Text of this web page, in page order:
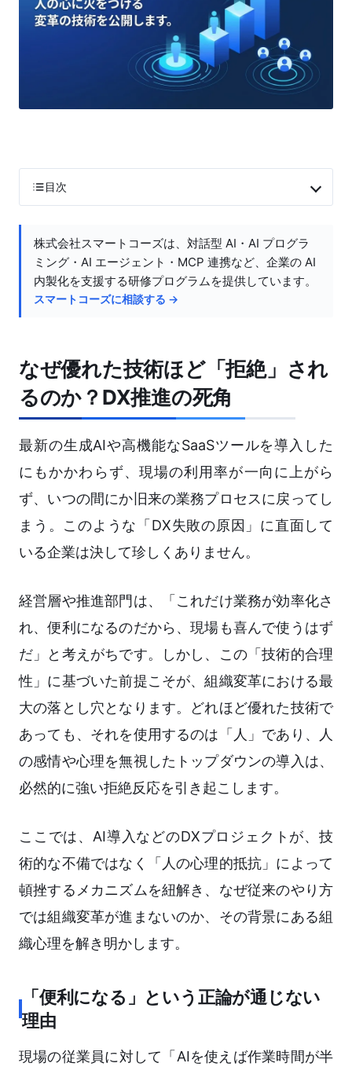
目次
株式会社スマートコーズは、対話型 AI・AI プログラ
ミング・AI エージェント・MCP 連携など、企業の AI
内製化を支援する研修プログラムを提供しています。
スマートコーズに相談する →
なぜ優れた技術ほど「拒絶」され
るのか？DX推進の死角
最新の生成AIや高機能なSaaSツールを導入した
にもかかわらず、現場の利用率が一向に上がら
ず、いつの間にか旧来の業務プロセスに戻ってし
まう。このような「DX失敗の原因」に直面して
いる企業は決して珍しくありません。
経営層や推進部門は、「これだけ業務が効率化さ
れ、便利になるのだから、現場も喜んで使うはず
だ」と考えがちです。しかし、この「技術的合理
性」に基づいた前提こそが、組織変革における最
大の落とし穴となります。どれほど優れた技術で
あっても、それを使用するのは「人」であり、人
の感情や心理を無視したトップダウンの導入は、
必然的に強い拒絶反応を引き起こします。
ここでは、AI導入などのDXプロジェクトが、技
術的な不備ではなく「人の心理的抵抗」によって
頓挫するメカニズムを紐解き、なぜ従来のやり方
では組織変革が進まないのか、その背景にある組
織心理を解き明かします。
「便利になる」という正論が通じない
理由
現場の従業員に対して「AIを使えば作業時間が半